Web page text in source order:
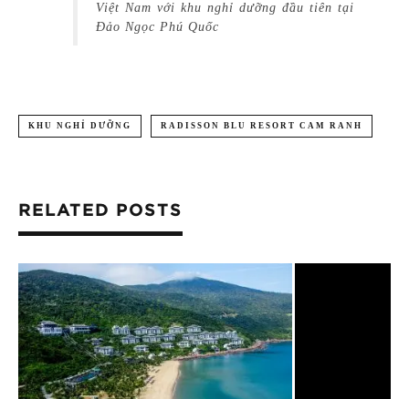
Việt Nam với khu nghỉ dưỡng đầu tiên tại
Đảo Ngọc Phú Quốc
KHU NGHỈ DƯỠNG RADISSON BLU RESORT CAM RANH
RELATED POSTS